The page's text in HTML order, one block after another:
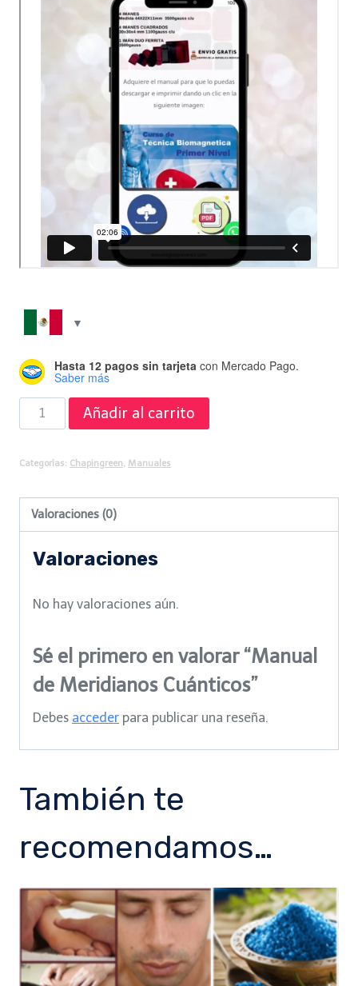
Hasta 12 pagos sin tarjeta con Mercado Pago.
Saber más
Manual
de
Meridianos
Añadir al carrito
Categorías: Chapingreen Manuales
Valoraciones (0)
Valoraciones
No hay valoraciones aún.
Sé el primero en valorar “Manual
de Meridianos Cuánticos”
Debes acceder para publicar una reseña.
También te
recomendamos…